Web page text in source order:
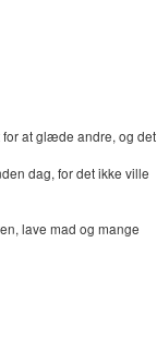
for at glæde andre, og det
dag, for det ikke ville
lave mad og mange